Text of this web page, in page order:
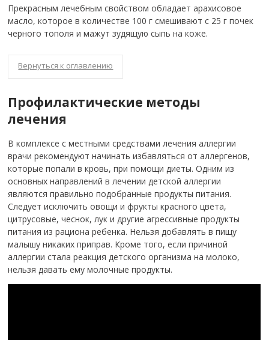
Прекрасным лечебным свойством обладает арахисовое
масло, которое в количестве 100 г смешивают с 25 г почек
черного тополя и мажут зудящую сыпь на коже.
Вернуться к оглавлению
Профилактические методы
лечения
В комплексе с местными средствами лечения аллергии
врачи рекомендуют начинать избавляться от аллергенов,
которые попали в кровь, при помощи диеты. Одним из
основных направлений в лечении детской аллергии
являются правильно подобранные продукты питания.
Следует исключить овощи и фрукты красного цвета,
цитрусовые, чеснок, лук и другие агрессивные продукты
питания из рациона ребенка. Нельзя добавлять в пищу
малышу никаких приправ. Кроме того, если причиной
аллергии стала реакция детского организма на молоко,
нельзя давать ему молочные продукты.